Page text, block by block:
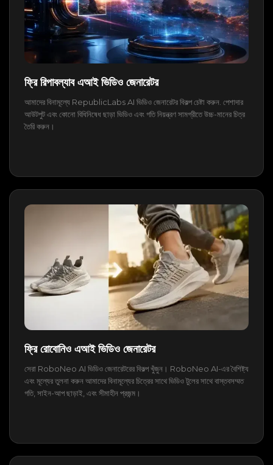
ফ্রি রিপাবল্যাব এআই ভিডিও জেনারেটর
আমাদের বিনামূল্যে RepublicLabs AI ভিডিও জেনারেটর বিকল্প চেষ্টা করুন. পেশাদার
আউটপুট এবং কোনো বিধিনিষেধ ছাড়া ভিডিও এবং গতি নিয়ন্ত্রণ সামগ্রীতে উচ্চ-মানের চিত্র
তৈরি করুন।
ফ্রি রোবোনিও এআই ভিডিও জেনারেটর
সেরা RoboNeo AI ভিডিও জেনারেটরের বিকল্প খুঁজুন। RoboNeo AI-এর বৈশিষ্ট্য
এবং মূল্যের তুলনা করুন আমাদের বিনামূল্যের চিত্রের সাথে ভিডিও টুলের সাথে বাস্তবসম্মত
গতি, সাইন-আপ ছাড়াই, এবং সীমাহীন প্রজন্ম।